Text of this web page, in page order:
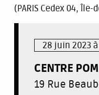
(PARIS Cedex 04, Île-
28 juin 2023
CENTRE
19 Rue